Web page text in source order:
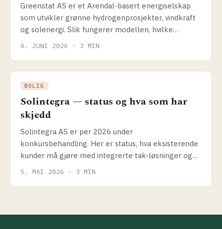
Greenstat AS er et Arendal-basert energiselskap
som utvikler grønne hydrogenprosjekter, vindkraft
og solenergi. Slik fungerer modellen, hvilke
prosjekter selskapet driver og hva det betyr for
4. JUNI 2026 · 3 MIN
BOLIG
Solintegra — status og hva som har
skjedd
Solintegra AS er per 2026 under
konkursbehandling. Her er status, hva eksisterende
kunder må gjøre med integrerte tak-løsninger og
hvilke alternativer som finnes.
5. MAI 2026 · 3 MIN